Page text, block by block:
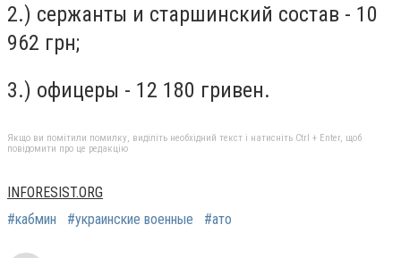
2.) сержанты и старшинский состав - 10
962 грн;
3.) офицеры - 12 180 гривен.
Якщо ви помітили помилку, виділіть необхідний текст і натисніть Ctrl + Enter, щоб
повідомити про це редакцію
INFORESIST.ORG
#кабмин
#украинские военные #ато